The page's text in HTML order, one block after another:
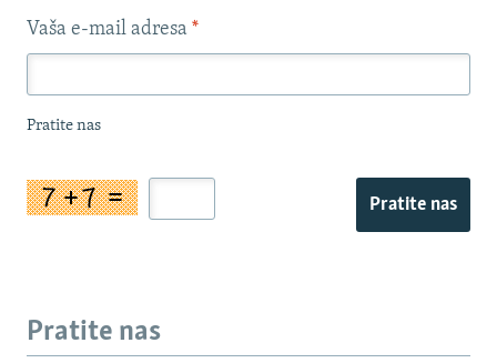
Vaša e-mail adresa *
Pratite nas
Pratite nas
Pratite nas